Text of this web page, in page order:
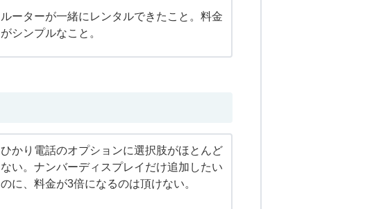
ルーターが一緒にレンタルできたこと。料金
がシンプルなこと。
ひかり電話のオプションに選択肢がほとんど
ない。ナンバーディスプレイだけ追加したい
のに、料金が3倍になるのは頂けない。